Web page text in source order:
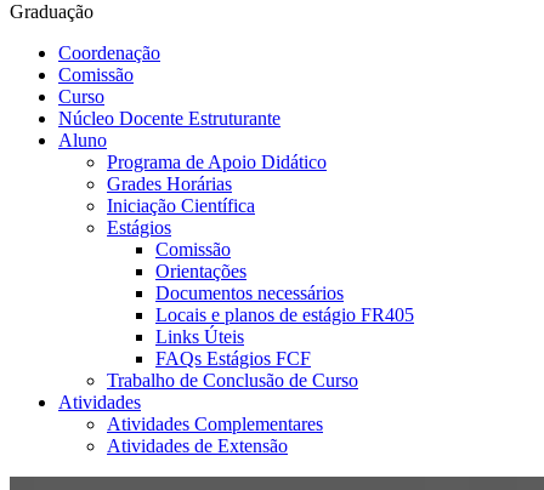
Graduação
Coordenação
Comissão
Curso
Núcleo Docente Estruturante
Aluno
Programa de Apoio Didático
Grades Horárias
Iniciação Científica
Estágios
Comissão
Orientações
Documentos necessários
Locais e planos de estágio FR405
Links Úteis
FAQs Estágios FCF
Trabalho de Conclusão de Curso
Atividades
Atividades Complementares
Atividades de Extensão